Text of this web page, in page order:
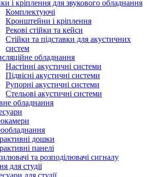
і кріплення для звукового обладнання
Комплектуючі
Кронштейни і кріплення
Рекові стійки та кейси
Стійки та підставки для акустичних
систем
обладнання
Настінні акустичні системи
Підвісні акустичні системи
Рупорні акустичні системи
Стельові акустичні системи
обладнання
дошки
панелі
та розподілювачі сигналу
для студії
для студії